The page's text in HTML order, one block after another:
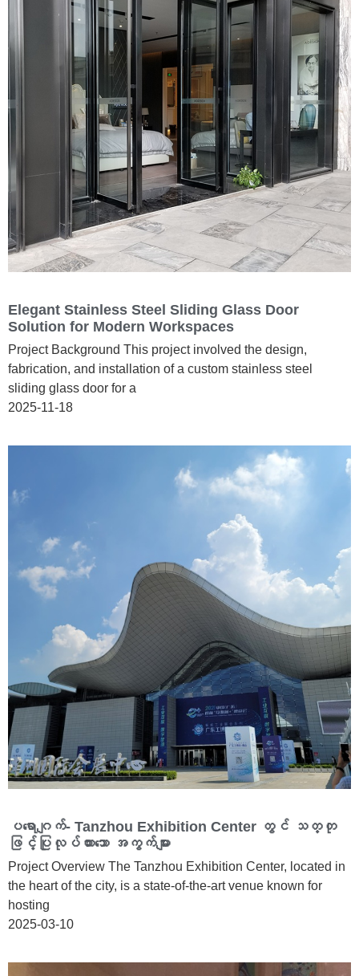
Elegant Stainless Steel Sliding Glass Door
Solution for Modern Workspaces
Project Background This project involved the design,
fabrication, and installation of a custom stainless steel
sliding glass door for a
2025-11-18
ပရောဂျက်- Tanzhou Exhibition Center တွင် သတ္တု
ဖြင့်ပြုလုပ်ထားသော အကွက်များ
Project Overview The Tanzhou Exhibition Center, located in
the heart of the city, is a state-of-the-art venue known for
hosting
2025-03-10